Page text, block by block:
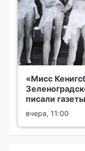
«Мисс
писали
вчера, 11:00